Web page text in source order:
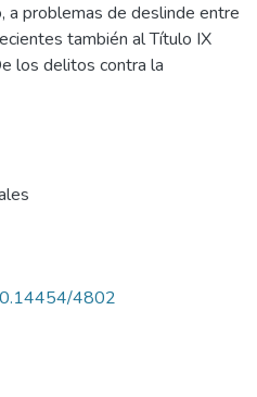
a problemas de deslinde entre
también al Título IX
los delitos contra la
4802